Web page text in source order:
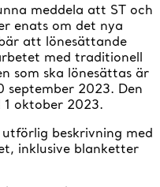
meddela att ST och
enats om det nya
att lönesättande
med traditionell
som ska lönesättas är
september 2023. Den
oktober 2023.
beskrivning med
inklusive blanketter